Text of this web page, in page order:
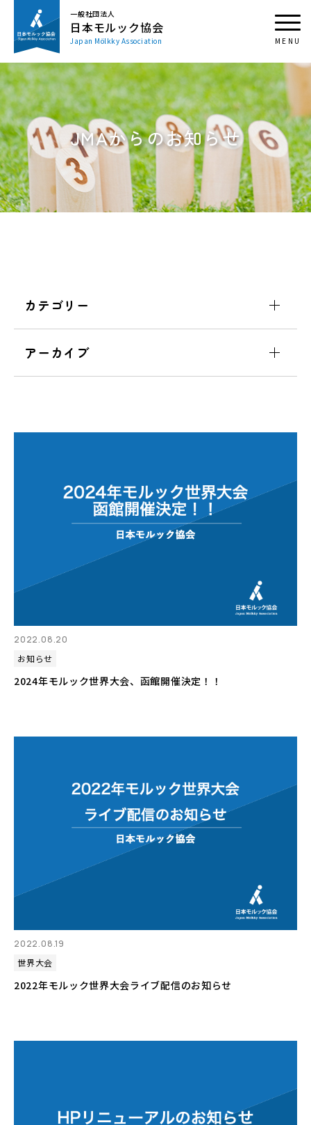
一般社団法人
日本モルック協会
Japan Mölkky Association
JMAからのお知らせ
2022.08.20
お知らせ
2024年モルック世界大会、函館開催決定！！
2022.08.19
世界大会
2022年モルック世界大会ライブ配信のお知らせ
カテゴリー
アーカイブ